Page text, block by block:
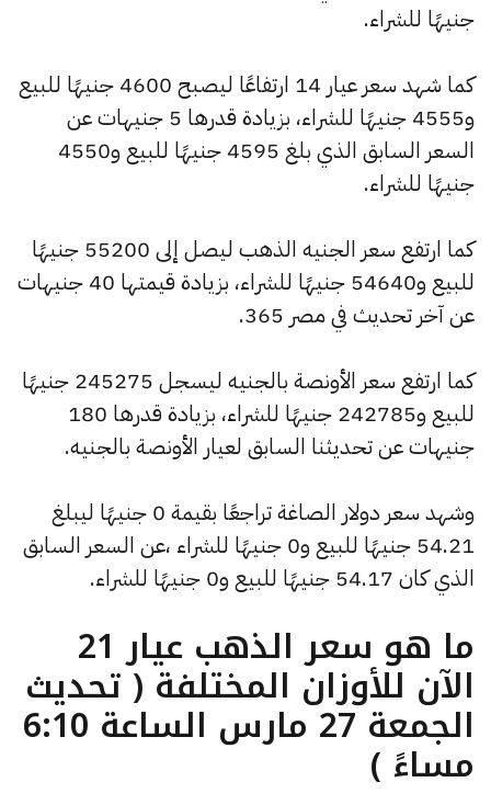
جنيهًا للشراء.
كما شهد سعر عيار 14 ارتفاعًا ليصبح 4600 جنيهًا للبيع
و4555 جنيهًا للشراء، بزيادة قدرها 5 جنيهات عن
السعر السابق الذي بلغ 4595 جنيهًا للبيع و4550
جنيهًا للشراء.
كما ارتفع سعر الجنيه الذهب ليصل إلى 55200 جنيهًا
للبيع و54640 جنيهًا للشراء، بزيادة قيمتها 40 جنيهات
عن آخر تحديث في مصر 365.
كما ارتفع سعر الأونصة بالجنيه ليسجل 245275 جنيهًا
للبيع و242785 جنيهًا للشراء، بزيادة قدرها 180
جنيهات عن تحديثنا السابق لعيار الأونصة بالجنيه.
وشهد سعر دولار الصاغة تراجعًا بقيمة 0 جنيهًا ليبلغ
54.21 جنيهًا للبيع و0 جنيهًا للشراء ،عن السعر السابق
الذي كان 54.17 جنيهًا للبيع و0 جنيهًا للشراء.
ما هو سعر الذهب عيار 21
الآن للأوزان المختلفة ( تحديث
الجمعة 27 مارس الساعة 6:10
مساءً )